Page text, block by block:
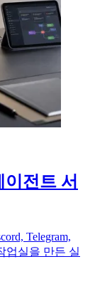
전트 서
Telegram,
업실을 만든 실